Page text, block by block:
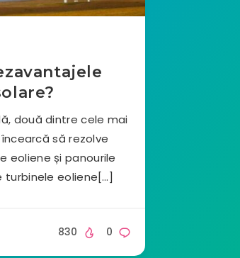
două dintre cele mai
să rezolve
eoliene și panourile
turbinele eoliene[…]
0
830